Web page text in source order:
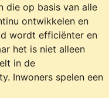
die op basis van alle
ontwikkelen en
wordt efficiënter en
het is niet alleen
in de
Inwoners spelen een